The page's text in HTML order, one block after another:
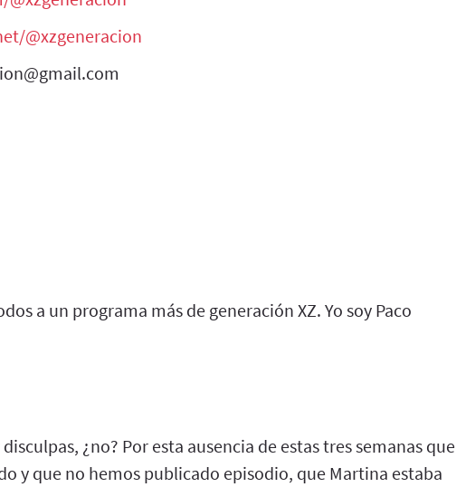
@xzgeneracion
a un programa más de generación XZ. Yo soy Paco
¿no? Por esta ausencia de estas tres semanas que
y que no hemos publicado episodio, que Martina estaba